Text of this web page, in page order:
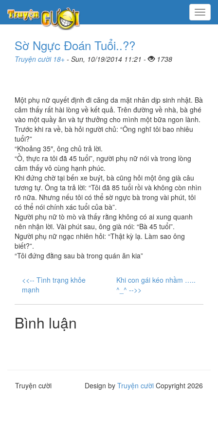
Menu
Sờ Ngực Đoán Tuổi..??
Truyện cười 18+ - Sun, 10/19/2014 11:21 - 1738
Một phụ nữ quyết định đi căng da mặt nhân dịp sinh nhật. Bà
cảm thấy rất hài lòng về kết quả. Trên đường về nhà, bà ghé
vào một quầy ăn và tự thưởng cho mình một bữa ngon lành.
Trước khi ra về, bà hỏi người chủ: “Ông nghĩ tôi bao nhiêu
tuổi?”
“Khoảng 35″, ông chủ trả lời.
“Ồ, thực ra tôi đã 45 tuổi”, người phụ nữ nói và trong lòng
cảm thấy vô cùng hạnh phúc.
Khi đứng chờ tại bến xe buýt, bà cũng hỏi một ông già câu
tương tự. Ông ta trả lời: “Tôi đã 85 tuổi rồi và không còn nhìn
rõ nữa. Nhưng nếu tôi có thể sờ ngực bà trong vài phút, tôi
có thể nói chính xác tuổi của bà”.
Người phụ nữ tò mò và thấy rằng không có ai xung quanh
nên nhận lời. Vài phút sau, ông già nói: “Bà 45 tuổi”.
Người phụ nữ ngạc nhiên hỏi: “Thật kỳ lạ. Làm sao ông
biết?”.
“Tôi đứng đằng sau bà trong quán ăn kia”
<<-- Tình trạng khỏe
mạnh
Khi con gái kéo nhầm …..
^_^ -->>
Bình luận
Truyện cười Design by Truyện cười Copyright 2026